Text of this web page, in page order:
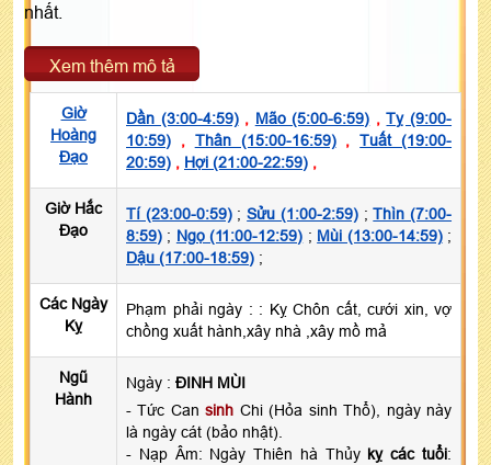
nhất.
Xem thêm mô tả
Giờ
Hoàng
Đạo
Dần (3:00-4:59), Mão (5:00-6:59) ,Tỵ (9:00-
10:59) , Thân (15:00-16:59),Tuất (19:00-
20:59) , Hợi (21:00-22:59) ,
Giờ Hắc
Đạo
Tí (23:00-0:59);Sửu (1:00-2:59);Thìn (7:00-
8:59) ; Ngọ (11:00-12:59) ; Mùi (13:00-14:59);
Dậu (17:00-18:59) ;
Các Ngày
Kỵ
Phạm phải ngày : : Kỵ Chôn cất, cưới xin, vợ
chồng xuất hành,xây nhà ,xây mồ mả
Ngũ
Hành
Ngày : ĐINH MÙI
- Tức Cansinh Chi (Hỏa sinh Thổ), ngày này
là ngày cát (bảo nhật).
- Nạp Âm: Ngày Thiên hà Thủy kỵ các tuổi: